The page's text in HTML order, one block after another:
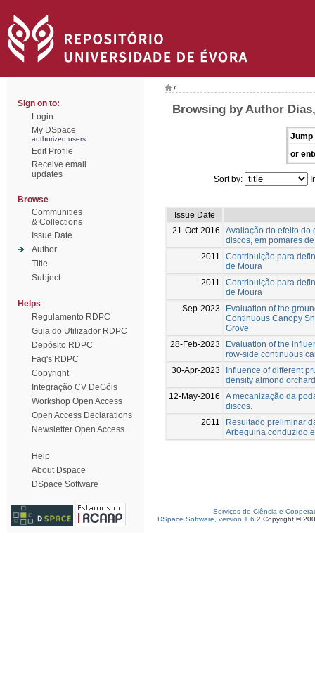
Sign on to:
Login
My DSpace
authorized users
Edit Profile
Receive email
updates
Browse
Communities
& Collections
Issue Date
Author
Title
Subject
Helps
Regulamento RDPC
Guia do Utilizador RDPC
Depósito RDPC
Faq's RDPC
Copyright
Integração CV DeGóis
Workshop Open Access
Open Access Declarations
Newsletter Open Access
Help
About Dspace
DSpace Software
/
Browsing by Author
Jump
or
Sort by:
Issue Date
21-Oct-2016
Avaliação do efeito do
discos, em pomares
2011
Contribuição para
de Moura
2011
Contribuição para
de Moura
Sep-2023
Evaluation of the
Continuous Canopy
Grove
28-Feb-2023
Evaluation of the
row-side continuous
30-Apr-2023
Influence of different
density almond
12-May-2016
A mecanização da
discos.
2011
Resultado preliminar
Arbequina conduzido
Serviços de Ciência e
DSpace Software, version 1.6.2 Copyright ©